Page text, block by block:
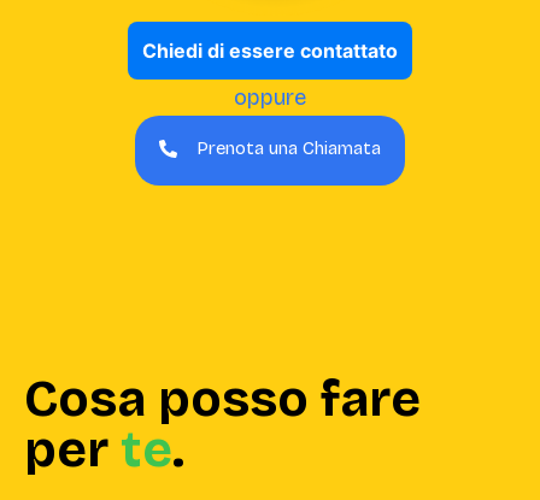
Chiedi di essere contattato
oppure
Prenota una Chiamata
Cosa posso fare
per te.